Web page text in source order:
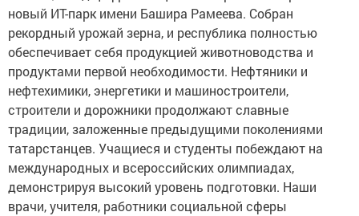
новый ИТ-парк имени Башира Рамеева. Собран
рекордный урожай зерна, и республика полностью
обеспечивает себя продукцией животноводства и
продуктами первой необходимости. Нефтяники и
нефтехимики, энергетики и машиностроители,
строители и дорожники продолжают славные
традиции, заложенные предыдущими поколениями
татарстанцев. Учащиеся и студенты побеждают на
международных и всероссийских олимпиадах,
демонстрируя высокий уровень подготовки. Наши
врачи, учителя, работники социальной сферы